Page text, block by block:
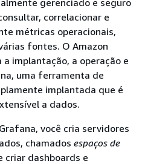
gerenciado e seguro
correlacionar e
métricas operacionais,
fontes. O Amazon
implantação, a operação e
uma ferramenta de
implantada que é
a dados.
você cria servidores
chamados espaços de
criar dashboards e